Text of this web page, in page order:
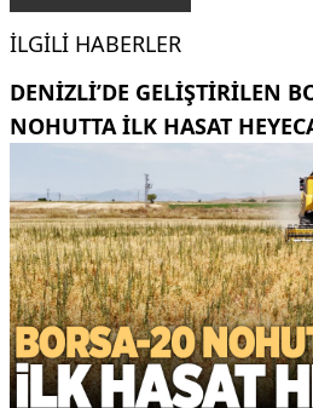
İLGILI HABERLER
DENIZLI’DE GELIŞTIRILEN
NOHUTTA ILK HASAT